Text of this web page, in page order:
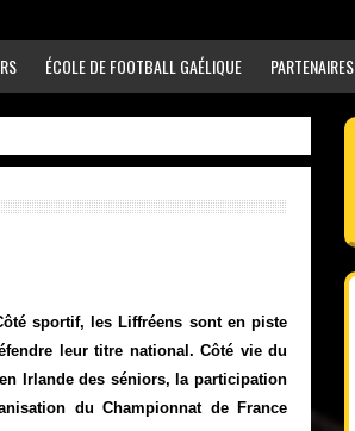
ÉCOLE DE FOOTBALL GAÉLIQUE PARTENAIRES
sportif, les Liffréens sont en piste
leur titre national. Côté vie du
Irlande des séniors, la participation
du Championnat de France